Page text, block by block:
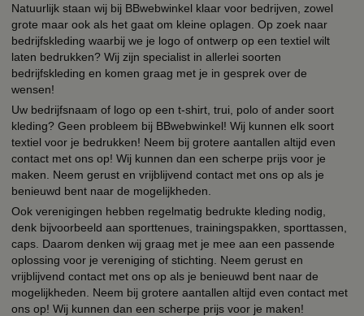
Natuurlijk staan wij bij BBwebwinkel klaar voor bedrijven, zowel
grote maar ook als het gaat om kleine oplagen. Op zoek naar
bedrijfskleding waarbij we je logo of ontwerp op een textiel wilt
laten bedrukken? Wij zijn specialist in allerlei soorten
bedrijfskleding en komen graag met je in gesprek over de
wensen!
Uw bedrijfsnaam of logo op een t-shirt, trui, polo of ander soort
kleding? Geen probleem bij BBwebwinkel! Wij kunnen elk soort
textiel voor je bedrukken! Neem bij grotere aantallen altijd even
contact met ons op! Wij kunnen dan een scherpe prijs voor je
maken. Neem gerust en vrijblijvend contact met ons op als je
benieuwd bent naar de mogelijkheden.
Ook verenigingen hebben regelmatig bedrukte kleding nodig,
denk bijvoorbeeld aan sporttenues, trainingspakken, sporttassen,
caps. Daarom denken wij graag met je mee aan een passende
oplossing voor je vereniging of stichting. Neem gerust en
vrijblijvend contact met ons op als je benieuwd bent naar de
mogelijkheden. Neem bij grotere aantallen altijd even contact met
ons op! Wij kunnen dan een scherpe prijs voor je maken!